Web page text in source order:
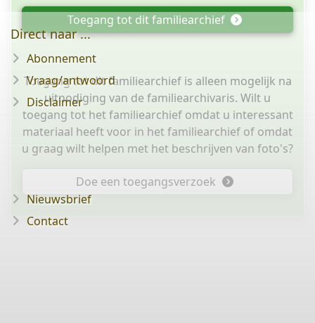
Toegang tot dit familiearchief
Toegang tot dit familiearchief is alleen mogelijk na
uitnodiging van de familiearchivaris. Wilt u
toegang tot het familiearchief omdat u interessant
materiaal heeft voor in het familiearchief of omdat
u graag wilt helpen met het beschrijven van foto's?
Doe een toegangsverzoek
Direct naar ...
Abonnement
Vraag/antwoord
Disclaimer
Nieuwsbrief
Contact